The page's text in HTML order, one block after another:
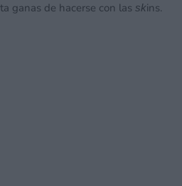
ganas de hacerse con las skins.